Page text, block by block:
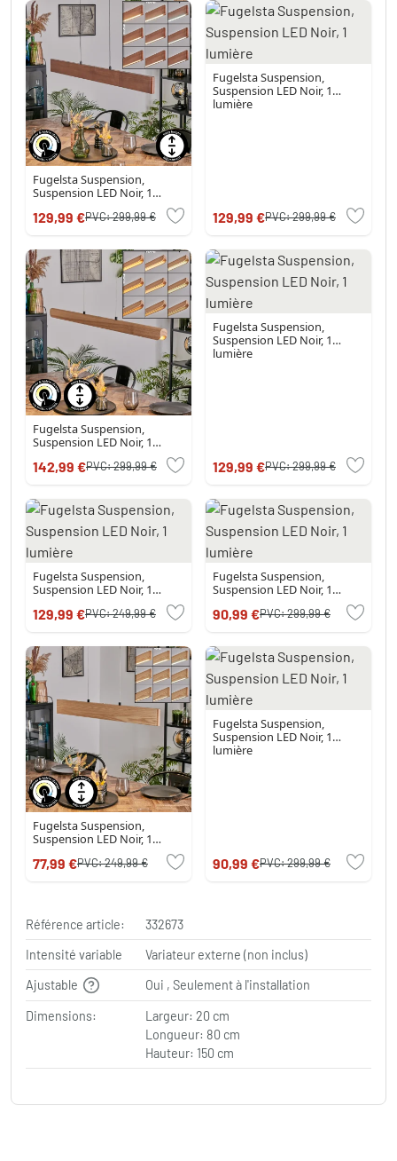
Fugelsta Suspension,
Suspension LED Noir, 1
129,99 €PVC:299,99 €
Fugelsta Suspension,
Suspension LED Noir, 1
lumière
129,99 €PVC:299,99 €
Fugelsta Suspension,
Suspension LED Noir, 1
142,99 €PVC:299,99 €
Fugelsta Suspension,
Suspension LED Noir, 1
lumière
129,99 €PVC:299,99 €
Fugelsta Suspension,
Suspension LED Noir, 1
129,99 €PVC:249,99 €
Fugelsta Suspension,
Suspension LED Noir, 1
90,99 €PVC:299,99 €
Fugelsta Suspension,
Suspension LED Noir, 1
77,99 €PVC:249,99 €
Fugelsta Suspension,
Suspension LED Noir, 1
lumière
90,99 €PVC:299,99 €
Référence article:
332673
Intensité variable
Variateur externe (non inclus)
Ajustable
Oui , Seulement à l'installation
Dimensions:
Largeur: 20 cm
Longueur: 80 cm
Hauteur: 150 cm